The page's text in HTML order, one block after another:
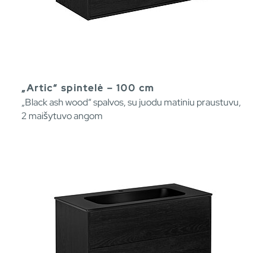
„Artic“ spintelė – 100 cm
„Black ash wood“ spalvos, su juodu matiniu praustuvu,
2 maišytuvo angom